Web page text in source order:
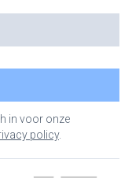
in voor onze
policy.